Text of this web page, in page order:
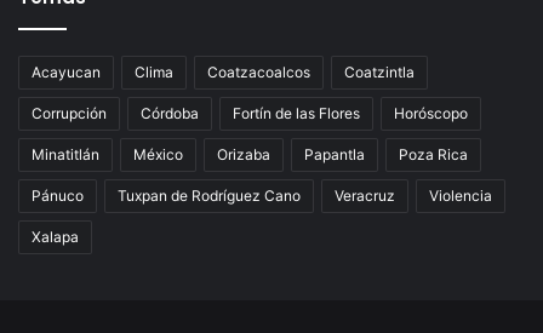
Acayucan Clima Coatzacoalcos Coatzintla
Corrupción Córdoba Fortín de las Flores Horóscopo
Minatitlán México Orizaba Papantla Poza Rica
Pánuco Tuxpan de Rodríguez Cano Veracruz Violencia
Xalapa